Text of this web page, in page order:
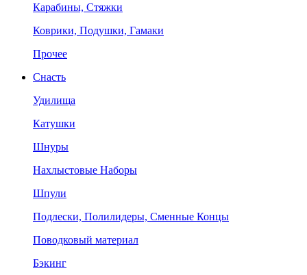
Карабины, Стяжки
Коврики, Подушки, Гамаки
Прочее
Снасть
Удилища
Катушки
Шнуры
Нахлыстовые Наборы
Шпули
Подлески, Полилидеры, Сменные Концы
Поводковый материал
Бэкинг